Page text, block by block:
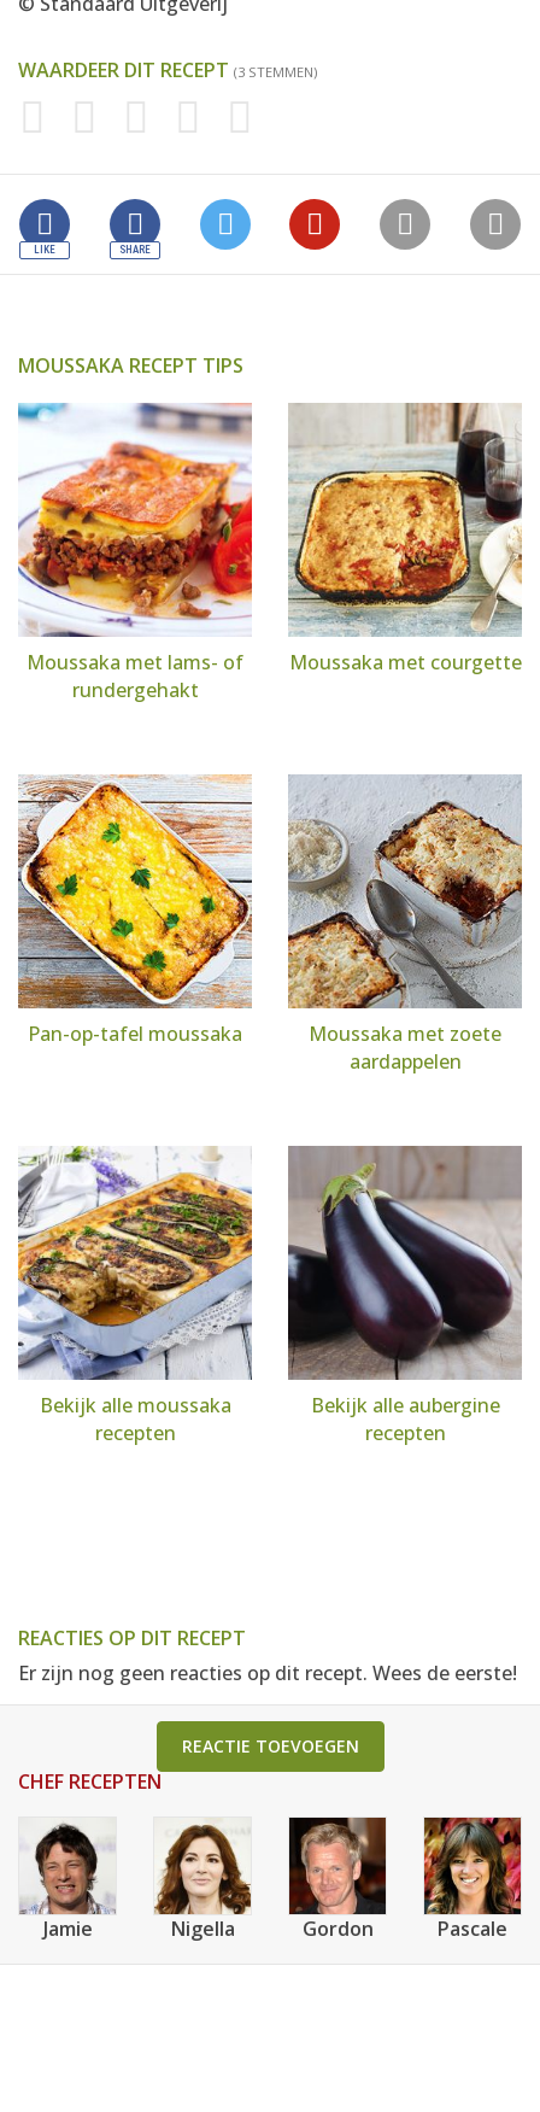
WAARDEER DIT RECEPT (3 STEMMEN)
MOUSSAKA RECEPT TIPS
Moussaka met lams- of
rundergehakt
Moussaka met courgette
Pan-op-tafel moussaka
Moussaka met zoete
aardappelen
Bekijk alle moussaka
recepten
Bekijk alle aubergine
recepten
REACTIES OP DIT RECEPT
Er zijn nog geen reacties op dit recept. Wees de eerste!
REACTIE TOEVOEGEN
CHEF RECEPTEN
Jamie Nigella Gordon Pascale